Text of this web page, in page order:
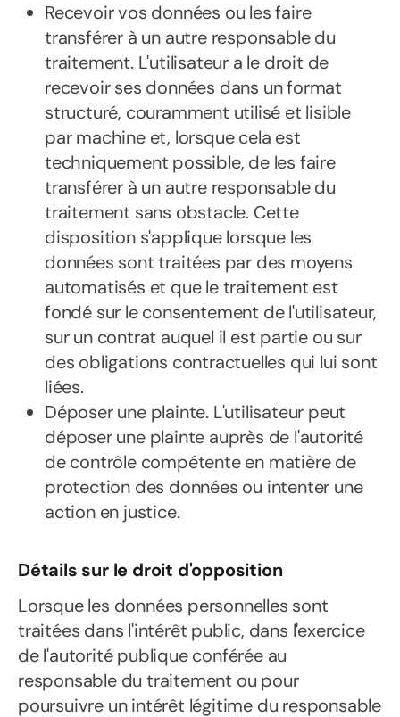
Recevoir vos données ou les faire
transférer à un autre responsable du
traitement. L'utilisateur a le droit de
recevoir ses données dans un format
structuré, couramment utilisé et lisible
par machine et, lorsque cela est
techniquement possible, de les faire
transférer à un autre responsable du
traitement sans obstacle. Cette
disposition s'applique lorsque les
données sont traitées par des moyens
automatisés et que le traitement est
fondé sur le consentement de l'utilisateur,
sur un contrat auquel il est partie ou sur
des obligations contractuelles qui lui sont
liées.
Déposer une plainte. L'utilisateur peut
déposer une plainte auprès de l'autorité
de contrôle compétente en matière de
protection des données ou intenter une
action en justice.
Détails sur le droit d'opposition
Lorsque les données personnelles sont
traitées dans l'intérêt public, dans l'exercice
de l'autorité publique conférée au
responsable du traitement ou pour
poursuivre un intérêt légitime du responsable